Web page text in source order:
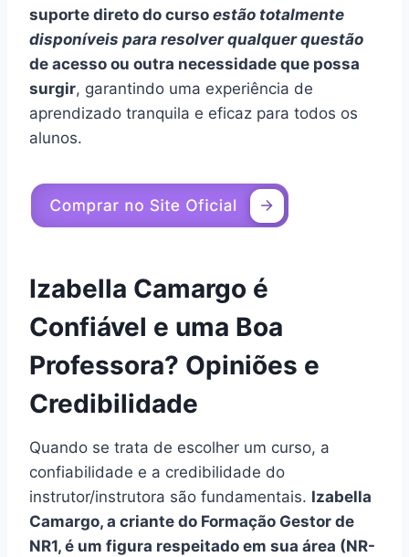
suporte direto do curso estão totalmente
disponíveis para resolver qualquer questão
de acesso ou outra necessidade que possa
surgir, garantindo uma experiência de
aprendizado tranquila e eficaz para todos os
alunos.
Izabella Camargo é
Confiável e uma Boa
Professora? Opiniões e
Credibilidade
Quando se trata de escolher um curso, a
confiabilidade e a credibilidade do
instrutor/instrutora são fundamentais. Izabella
Camargo, a criante do Formação Gestor de
NR1, é um figura respeitado em sua área (NR-